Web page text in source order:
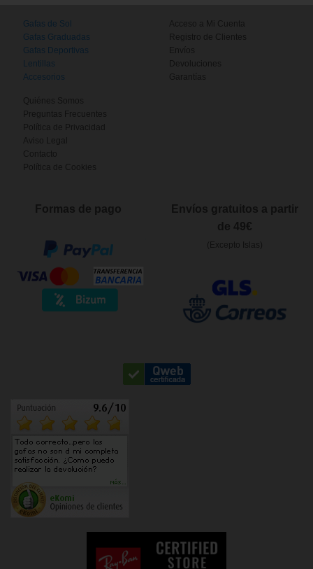
Gafas de Sol
Gafas Graduadas
Gafas Deportivas
Lentillas
Accesorios
Acceso a Mi Cuenta
Registro de Clientes
Envíos
Devoluciones
Garantías
Quiénes Somos
Preguntas Frecuentes
Política de Privacidad
Aviso Legal
Contacto
Política de Cookies
Formas de pago
Envíos gratuitos a partir
de 49€
(Excepto Islas)